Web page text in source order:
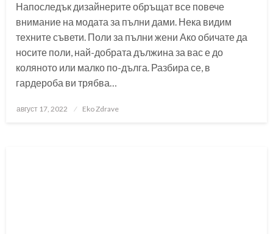
Напоследък дизайнерите обръщат все повече
внимание на модата за пълни дами. Нека видим
техните съвети. Поли за пълни жени Ако обичате да
носите поли, най-добрата дължина за вас е до
коляното или малко по-дълга. Разбира се, в
гардероба ви трябва…
Posted
август 17, 2022 Eko Zdrave